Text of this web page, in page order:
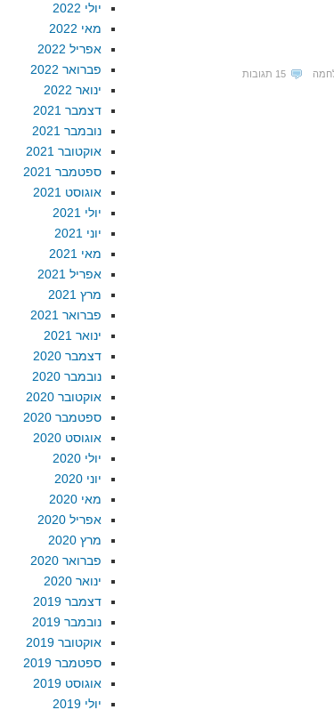
15 תגובות
יולי 2022
מאי 2022
אפריל 2022
פברואר 2022
ינואר 2022
דצמבר 2021
נובמבר 2021
אוקטובר 2021
ספטמבר 2021
אוגוסט 2021
יולי 2021
יוני 2021
מאי 2021
אפריל 2021
מרץ 2021
פברואר 2021
ינואר 2021
דצמבר 2020
נובמבר 2020
אוקטובר 2020
ספטמבר 2020
אוגוסט 2020
יולי 2020
יוני 2020
מאי 2020
אפריל 2020
מרץ 2020
פברואר 2020
ינואר 2020
דצמבר 2019
נובמבר 2019
אוקטובר 2019
ספטמבר 2019
אוגוסט 2019
יולי 2019